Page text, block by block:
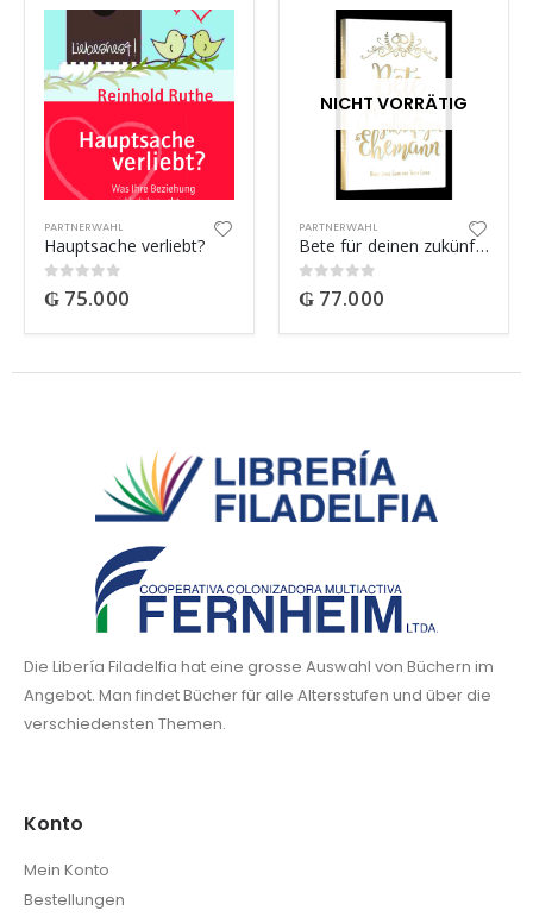
PARTNERWAHL
Hauptsache verliebt?
0out of 5
₲ 75.000
NICHT VORRÄTIG
PARTNERWAHL
Bete für deinen zukünftigen Ehemann
0out of 5
₲ 77.000
Die Libería Filadelfia hat eine grosse Auswahl von Büchern im
Angebot. Man findet Bücher für alle Altersstufen und über die
verschiedensten Themen.
Konto
Mein Konto
Bestellungen